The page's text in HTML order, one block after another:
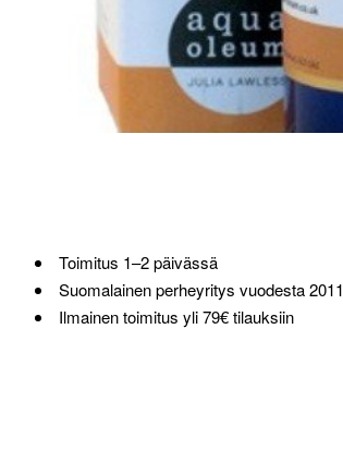
Toimitus 1–2 päivässä
Suomalainen perheyritys vuodesta 2011
Ilmainen toimitus yli 79€ tilauksiin